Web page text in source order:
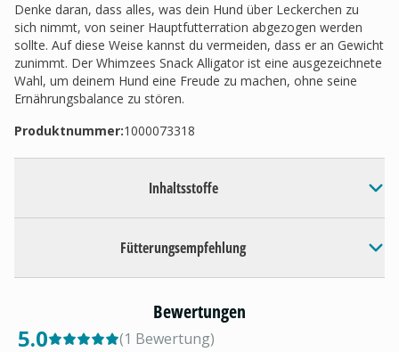
Denke daran, dass alles, was dein Hund über Leckerchen zu
sich nimmt, von seiner Hauptfutterration abgezogen werden
sollte. Auf diese Weise kannst du vermeiden, dass er an Gewicht
zunimmt. Der Whimzees Snack Alligator ist eine ausgezeichnete
Wahl, um deinem Hund eine Freude zu machen, ohne seine
Ernährungsbalance zu stören.
Produktnummer:1000073318
Inhaltsstoffe
Fütterungsempfehlung
Bewertungen
5.0 (1 Bewertung)